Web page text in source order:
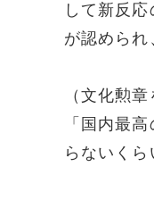
して新反
が認められ
（文化勲
「国内最
らないくら